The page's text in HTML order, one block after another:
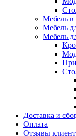
Мебель
Мебель
Мебель
Доставка и
Оплата
Отзывы